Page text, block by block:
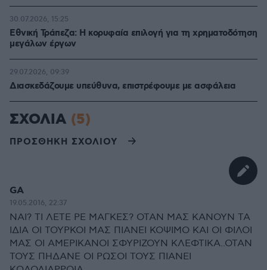
Εθνική Τράπεζα: Η κορυφαία επιλογή για τη χρηματοδότηση
μεγάλων έργων
30.07.2026, 15:25
Διασκεδάζουμε υπεύθυνα, επιστρέφουμε με ασφάλεια
29.07.2026, 09:39
ΣΧΟΛΙΑ (5)
ΠΡΟΣΘΗΚΗ ΣΧΟΛΙΟΥ
GA
19.05.2016, 22:37
ΝΑΙ? ΤΙ ΛΕΤΕ ΡΕ ΜΑΓΚΕΣ? ΟΤΑΝ ΜΑΣ ΚΑΝΟΥΝ ΤΑ
ΙΔΙΑ ΟΙ ΤΟΥΡΚΟΙ ΜΑΣ ΠΙΑΝΕΙ ΚΟΨΙΜΟ ΚΑΙ ΟΙ ΦΙΛΟΙ
ΜΑΣ ΟΙ ΑΜΕΡΙΚΑΝΟΙ ΣΦΥΡΙΖΟΥΝ ΚΛΕΦΤΙΚΑ..ΟΤΑΝ
ΤΟΥΣ ΠΗΔΑΝΕ ΟΙ ΡΩΣΟΙ ΤΟΥΣ ΠΙΑΝΕΙ